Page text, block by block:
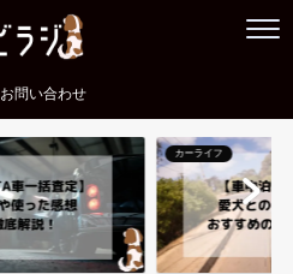
お問い合わせ
カーライフ